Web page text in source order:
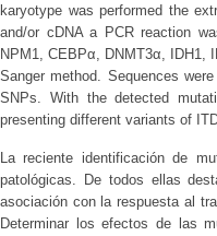
karyotype was performed the
and/or cDNA a PCR reaction
NPM1, CEBPα, DNMT3α, IDH1,
Sanger method. Sequences
SNPs. With the detected
presenting different variants of
La reciente identificación de
patológicas. De todos ellas
asociación con la respuesta al
Determinar los efectos de las